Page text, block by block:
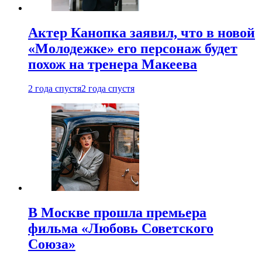
Актер Канопка заявил, что в новой
«Молодежке» его персонаж будет
похож на тренера Макеева
2 года спустя2 года спустя
В Москве прошла премьера
фильма «Любовь Советского
Союза»